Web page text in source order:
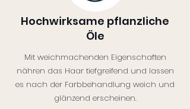
Hochwirksame pflanzliche
Öle
Mit weichmachenden Eigenschaften
nähren das Haar tiefgreifend und lassen
es nach der Farbbehandlung weich und
glänzend erscheinen.